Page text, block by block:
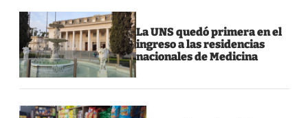
La UNS quedó primera en el
ingreso a las residencias
nacionales de Medicina